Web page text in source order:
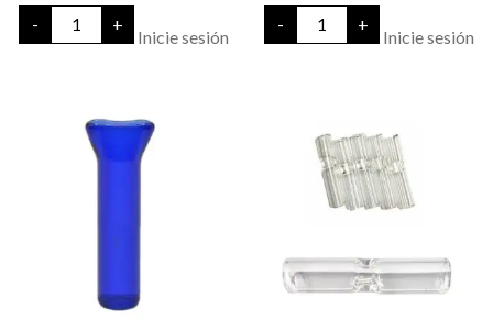
-
DRPIN
REGULAR
cantidad
+
Inicie sesión
-
DRPIN
SLIM
cantidad
+
Inicie sesión